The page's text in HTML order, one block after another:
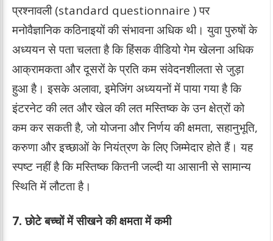
प्रश्नावली (standard questionnaire ) पर
मनोवैज्ञानिक कठिनाइयों की संभावना अधिक थी। युवा पुरुषों के
अध्ययन से पता चलता है कि हिंसक वीडियो गेम खेलना अधिक
आक्रामकता और दूसरों के प्रति कम संवेदनशीलता से जुड़ा
हुआ है। इसके अलावा, इमेजिंग अध्ययनों में पाया गया है कि
इंटरनेट की लत और खेल की लत मस्तिष्क के उन क्षेत्रों को
कम कर सकती है, जो योजना और निर्णय की क्षमता, सहानुभूति,
करुणा और इच्छाओं के नियंत्रण के लिए जिम्मेदार होते हैं। यह
स्पष्ट नहीं है कि मस्तिष्क कितनी जल्दी या आसानी से सामान्य
स्थिति में लौटता है।
7. छोटे बच्चों में सीखने की क्षमता में कमी